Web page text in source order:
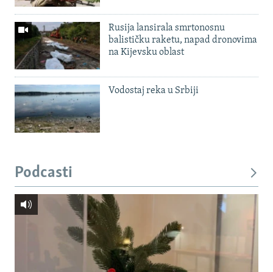
Rusija lansirala smrtonosnu
balističku raketu, napad dronovima
na Kijevsku oblast
Vodostaj reka u Srbiji
Podcasti